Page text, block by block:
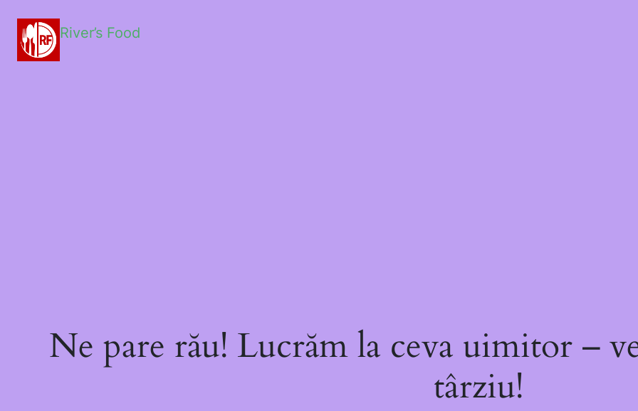
River’s Food
Ne pare rău! Lucrăm la ceva uimitor –
târziu!